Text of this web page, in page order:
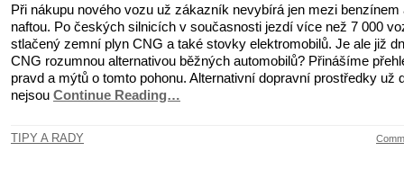
Při nákupu nového vozu už zákazník nevybírá jen mezi benzínem
naftou. Po českých silnicích v současnosti jezdí více než 7 000
stlačený zemní plyn CNG a také stovky elektromobilů. Je ale již
CNG rozumnou alternativou běžných automobilů? Přinášíme
pravd a mýtů o tomto pohonu. Alternativní dopravní prostředky už
nejsou Continue Reading…
TIPY A RADY